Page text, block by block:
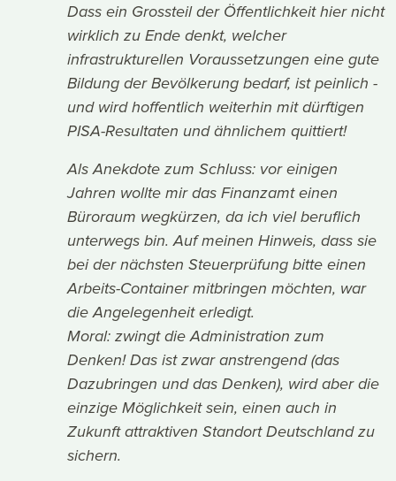
Dass ein Grossteil der Öffentlichkeit hier nicht
wirklich zu Ende denkt, welcher
infrastrukturellen Voraussetzungen eine gute
Bildung der Bevölkerung bedarf, ist peinlich -
und wird hoffentlich weiterhin mit dürftigen
PISA-Resultaten und ähnlichem quittiert!
Als Anekdote zum Schluss: vor einigen
Jahren wollte mir das Finanzamt einen
Büroraum wegkürzen, da ich viel beruflich
unterwegs bin. Auf meinen Hinweis, dass sie
bei der nächsten Steuerprüfung bitte einen
Arbeits-Container mitbringen möchten, war
die Angelegenheit erledigt.
Moral: zwingt die Administration zum
Denken! Das ist zwar anstrengend (das
Dazubringen und das Denken), wird aber die
einzige Möglichkeit sein, einen auch in
Zukunft attraktiven Standort Deutschland zu
sichern.